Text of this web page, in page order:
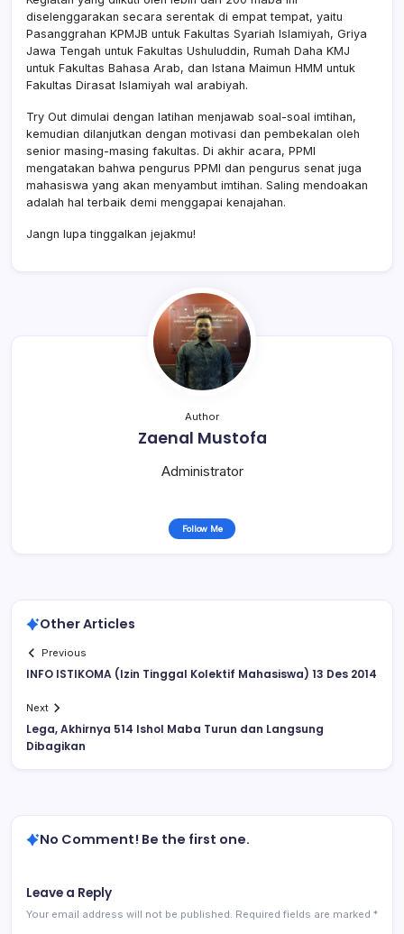
diselenggarakan secara serentak di empat tempat, yaitu
Pasanggrahan KPMJB untuk Fakultas Syariah Islamiyah, Griya
Jawa Tengah untuk Fakultas Ushuluddin, Rumah Daha KMJ
untuk Fakultas Bahasa Arab, dan Istana Maimun HMM untuk
Fakultas Dirasat Islamiyah wal arabiyah.
Try Out dimulai dengan latihan menjawab soal-soal imtihan,
kemudian dilanjutkan dengan motivasi dan pembekalan oleh
senior masing-masing fakultas. Di akhir acara, PPMI
mengatakan bahwa pengurus PPMI dan pengurus senat juga
mahasiswa yang akan menyambut imtihan. Saling mendoakan
adalah hal terbaik demi menggapai kenajahan.
Jangn lupa tinggalkan jejakmu!
Author
Zaenal Mustofa
Administrator
Follow Me
Other Articles
Previous
INFO ISTIKOMA (Izin Tinggal Kolektif Mahasiswa) 13 Des 2014
Next
Lega, Akhirnya 514 Ishol Maba Turun dan Langsung
Dibagikan
No Comment! Be the first one.
Leave a Reply
Your email address will not be published. Required fields are marked *